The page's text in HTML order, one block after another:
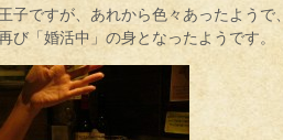
子ですが、あれから色々あったようで、
び「婚活中」の身となったようです。